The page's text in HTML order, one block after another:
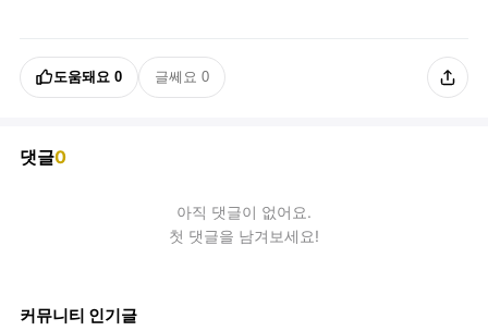
도움돼요 0 글쎄요 0
댓글0
아직 댓글이 없어요.
첫 댓글을 남겨보세요!
커뮤니티 인기글